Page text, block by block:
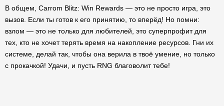
В общем, Carrom Blitz: Win Rewards — это не просто игра, это
вызов. Если ты готов к его принятию, то вперёд! Но помни:
взлом — это не только для любителей, это суперпрофит для
тех, кто не хочет терять время на накопление ресурсов. Гни их
системе, делай так, чтобы она верила в твоё умение, но только
с прокачкой! Удачи, и пусть RNG благоволит тебе!